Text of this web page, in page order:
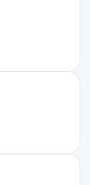
tảng tri thức,
cộng đồng, đồng
chỉ tìm kiếm sự
mang tinh thần
Z nhìn rõ hơn vị
định hình con